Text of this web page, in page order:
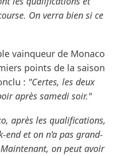
On verra bien si ce
vainqueur de Monaco
points de la saison
: "Certes, les deux
après samedi soir."
après les qualifications,
et on n’a pas grand-
on peut avoir